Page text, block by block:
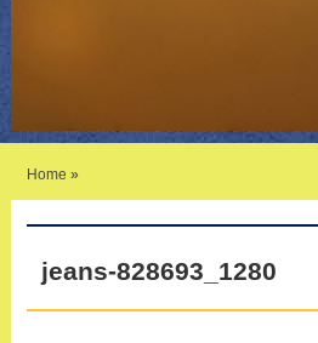
Home »
jeans-828693_1280